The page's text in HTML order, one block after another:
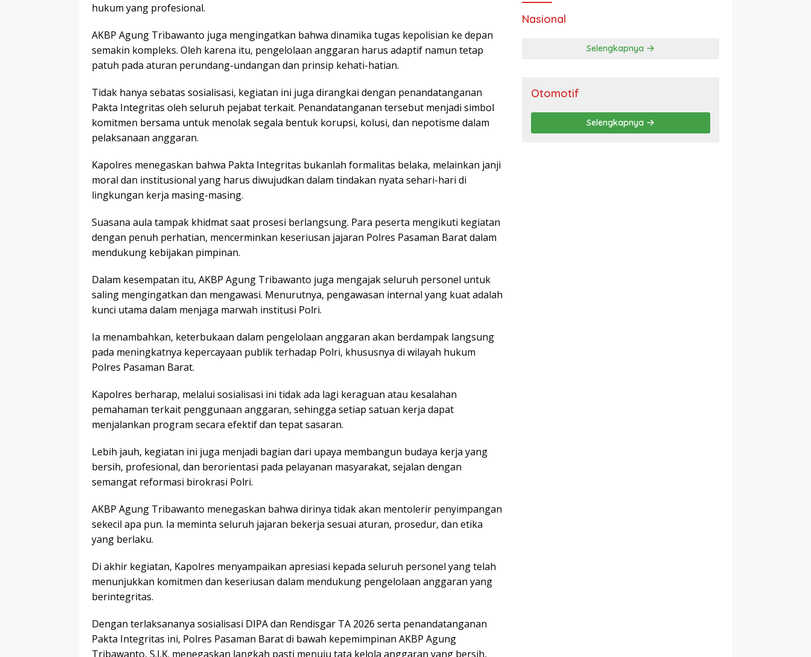
hukum yang profesional.
AKBP Agung Tribawanto juga mengingatkan bahwa dinamika tugas kepolisian ke depan
semakin kompleks. Oleh karena itu, pengelolaan anggaran harus adaptif namun tetap
patuh pada aturan perundang-undangan dan prinsip kehati-hatian.
Tidak hanya sebatas sosialisasi, kegiatan ini juga dirangkai dengan penandatanganan
Pakta Integritas oleh seluruh pejabat terkait. Penandatanganan tersebut menjadi simbol
komitmen bersama untuk menolak segala bentuk korupsi, kolusi, dan nepotisme dalam
pelaksanaan anggaran.
Kapolres menegaskan bahwa Pakta Integritas bukanlah formalitas belaka, melainkan janji
moral dan institusional yang harus diwujudkan dalam tindakan nyata sehari-hari di
lingkungan kerja masing-masing.
Suasana aula tampak khidmat saat prosesi berlangsung. Para peserta mengikuti kegiatan
dengan penuh perhatian, mencerminkan keseriusan jajaran Polres Pasaman Barat dalam
mendukung kebijakan pimpinan.
Dalam kesempatan itu, AKBP Agung Tribawanto juga mengajak seluruh personel untuk
saling mengingatkan dan mengawasi. Menurutnya, pengawasan internal yang kuat adalah
kunci utama dalam menjaga marwah institusi Polri.
Ia menambahkan, keterbukaan dalam pengelolaan anggaran akan berdampak langsung
pada meningkatnya kepercayaan publik terhadap Polri, khususnya di wilayah hukum
Polres Pasaman Barat.
Kapolres berharap, melalui sosialisasi ini tidak ada lagi keraguan atau kesalahan
pemahaman terkait penggunaan anggaran, sehingga setiap satuan kerja dapat
menjalankan program secara efektif dan tepat sasaran.
Lebih jauh, kegiatan ini juga menjadi bagian dari upaya membangun budaya kerja yang
bersih, profesional, dan berorientasi pada pelayanan masyarakat, sejalan dengan
semangat reformasi birokrasi Polri.
AKBP Agung Tribawanto menegaskan bahwa dirinya tidak akan mentolerir penyimpangan
sekecil apa pun. Ia meminta seluruh jajaran bekerja sesuai aturan, prosedur, dan etika
yang berlaku.
Di akhir kegiatan, Kapolres menyampaikan apresiasi kepada seluruh personel yang telah
menunjukkan komitmen dan keseriusan dalam mendukung pengelolaan anggaran yang
berintegritas.
Dengan terlaksananya sosialisasi DIPA dan Rendisgar TA 2026 serta penandatanganan
Pakta Integritas ini, Polres Pasaman Barat di bawah kepemimpinan AKBP Agung
Tribawanto, S.I.K. menegaskan langkah pasti menuju tata kelola anggaran yang bersih,
Nasional
Selengkapnya
Otomotif
Selengkapnya